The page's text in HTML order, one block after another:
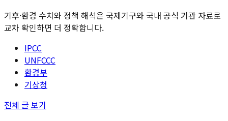
기후·환경 수치와 정책 해석은 국제기구와 국내 공식 기관 자료로
교차 확인하면 더 정확합니다.
IPCC
UNFCCC
환경부
기상청
전체 글 보기